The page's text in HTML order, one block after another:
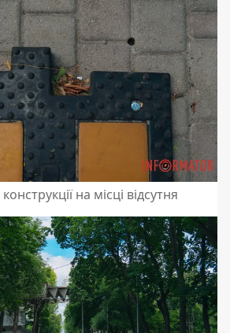
на місці відсутня